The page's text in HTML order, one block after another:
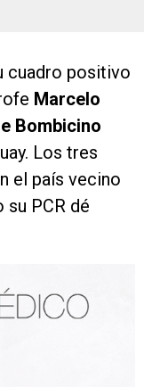
cuadro positivo
Marcelo
Bombicino
Los tres
el país vecino
su PCR dé